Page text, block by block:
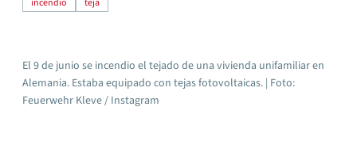
incendio
teja
El 9 de junio se incendio el tejado de una vivienda unifamiliar en
Alemania. Estaba equipado con tejas fotovoltaicas. | Foto:
Feuerwehr Kleve / Instagram